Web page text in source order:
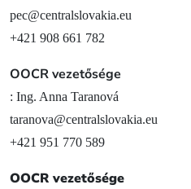
Pihenés és wellness
Sport és szórakozás
Gasztronómia
Szállás
A legcsodálatosabb
Riders Park Donovaly
pec@centralslovakia.eu
+421 908 661 782
OOCR vezetősége
: Ing. Anna Taranová
taranova@centralslovakia.eu
+421 951 770 589
OOCR vezetősége